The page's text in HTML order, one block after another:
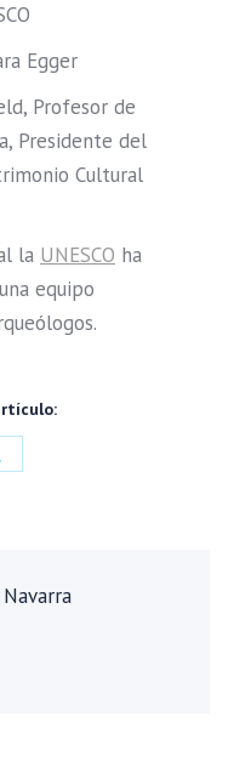
Egger
Profesor de
Presidente del
Cultural
la UNESCO ha
equipo